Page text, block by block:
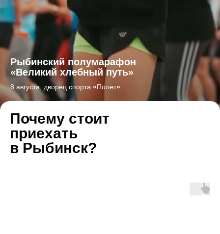
8 августа, дворец спорта «Полет»
Рыбинский полумарафон
«Великий хлебный путь»
Почему стоит
приехать
в Рыбинск?